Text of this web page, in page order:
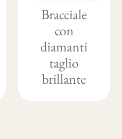
Bracciale
con
diamanti
taglio
brillante